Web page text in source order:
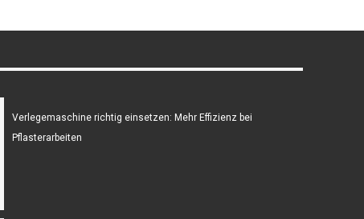
Verlegemaschine richtig einsetzen: Mehr Effizienz bei
Pflasterarbeiten